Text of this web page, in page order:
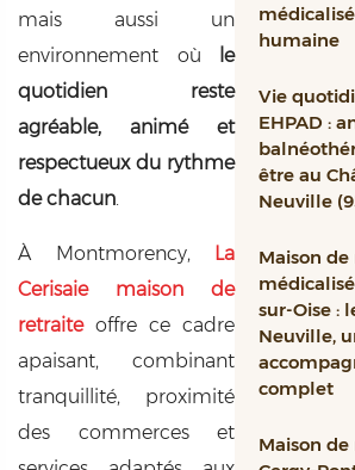
mais aussi un
environnement où
le
quotidien reste
agréable, animé et
respectueux du rythme
de chacun
À Montmorency,
La
Cerisaie maison de
retraiteoffre ce cadre
apaisant, combinant
tranquillité, proximité
des commerces et
humaine
Vie
EHPAD :
être au
Neuville
Maison
sur-Oise :
Neuville,
complet
Maison